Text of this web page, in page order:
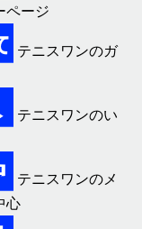
ページ
テニスワンのガ
テニスワンのい
テニスワンのメ
心